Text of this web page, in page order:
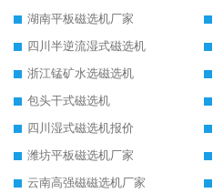
湖南平板磁选机厂家
四川半逆流湿式磁选机
浙江锰矿水选磁选机
包头干式磁选机
四川湿式磁选机报价
潍坊平板磁选机厂家
云南高强磁磁选机厂家